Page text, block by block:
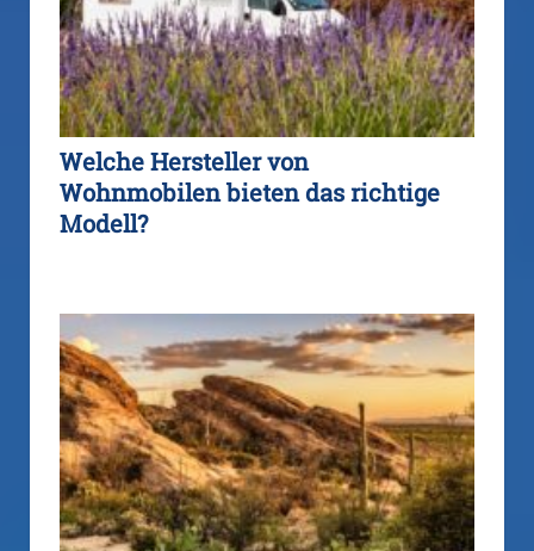
Welche Hersteller von
Wohnmobilen bieten das richtige
Modell?